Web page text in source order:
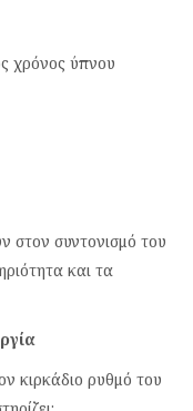
χρόνος ύπνου
στον συντονισμό του
και τα
κιρκάδιο ρυθμό του